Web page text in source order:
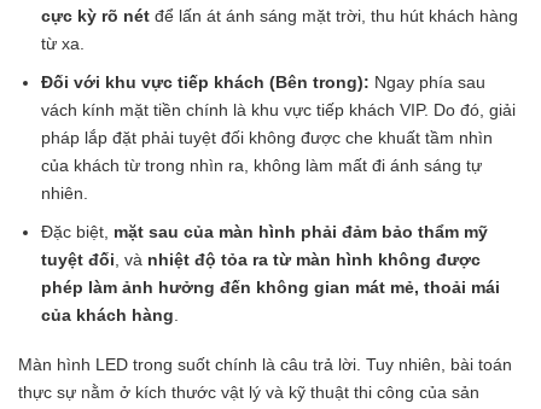
cực kỳ rõ nétđể lấn át ánh sáng mặt trời, thu hút khách hàng
từ xa.
Đối với khu vực tiếp khách (Bên trong): Ngay phía sau
vách kính mặt tiền chính là khu vực tiếp khách VIP. Do đó, giải
pháp lắp đặt phải tuyệt đối không được che khuất tầm nhìn
của khách từ trong nhìn ra, không làm mất đi ánh sáng tự
nhiên.
Đặc biệt, mặt sau của màn hình phải đảm bảo thẩm mỹ
tuyệt đối , và nhiệt độ tỏa ra từ màn hình không được
phép làm ảnh hưởng đến không gian mát mẻ, thoải mái
của khách hàng
Màn hình LED trong suốt chính là câu trả lời. Tuy nhiên, bài toán
thực sự nằm ở kích thước vật lý và kỹ thuật thi công của sản